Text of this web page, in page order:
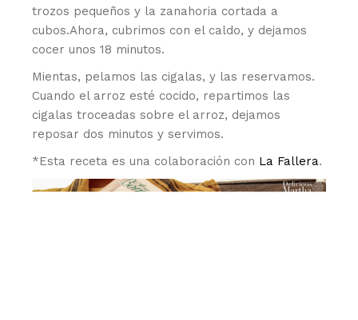
trozos pequeños y la zanahoria cortada a
cubos.Ahora, cubrimos con el caldo, y dejamos
cocer unos 18 minutos.
Mientas, pelamos las cigalas, y las reservamos.
Cuando el arroz esté cocido, repartimos las
cigalas troceadas sobre el arroz, dejamos
reposar dos minutos y servimos.
*Esta receta es una colaboración con La Fallera.